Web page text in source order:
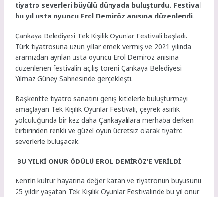
tiyatro severleri büyülü dünyada buluşturdu. Festival
bu yıl usta oyuncu Erol Demiröz anısına düzenlendi.
Çankaya Belediyesi Tek Kişilik Oyunlar Festivali başladı.
Türk tiyatrosuna uzun yıllar emek vermiş ve 2021 yılında
aramızdan ayrılan usta oyuncu Erol Demiröz anısına
düzenlenen festivalin açılış töreni Çankaya Belediyesi
Yılmaz Güney Sahnesinde gerçekleşti.
Başkentte tiyatro sanatını geniş kitlelerle buluşturmayı
amaçlayan Tek Kişilik Oyunlar Festivali, çeyrek asırlık
yolculuğunda bir kez daha Çankayalılara merhaba derken
birbirinden renkli ve güzel oyun ücretsiz olarak tiyatro
severlerle buluşacak.
BU YILKİ ONUR ÖDÜLÜ EROL DEMİRÖZ’E VERİLDİ
Kentin kültür hayatına değer katan ve tiyatronun büyüsünü
25 yıldır yaşatan Tek Kişilik Oyunlar Festivalinde bu yıl onur